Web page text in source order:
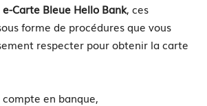
e-Carte Bleue Hello Bank, ces
forme de procédures que vous
respecter pour obtenir la carte
en banque,